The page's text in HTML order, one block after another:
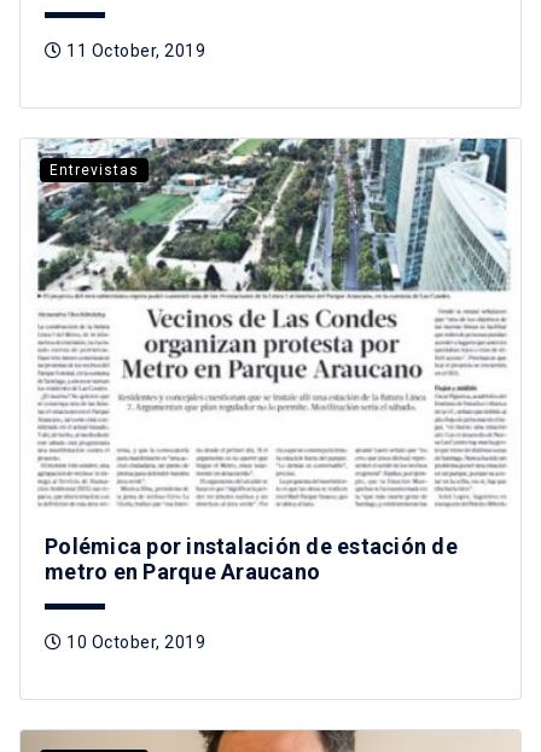
11 October, 2019
Entrevistas
Polémica por instalación de estación de
metro en Parque Araucano
10 October, 2019